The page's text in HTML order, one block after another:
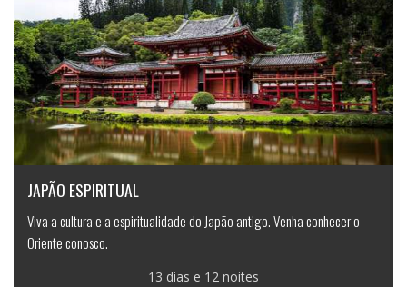
JAPÃO ESPIRITUAL
Viva a cultura e a espiritualidade do Japão antigo. Venha conhecer o
Oriente conosco.
13 dias e 12 noites